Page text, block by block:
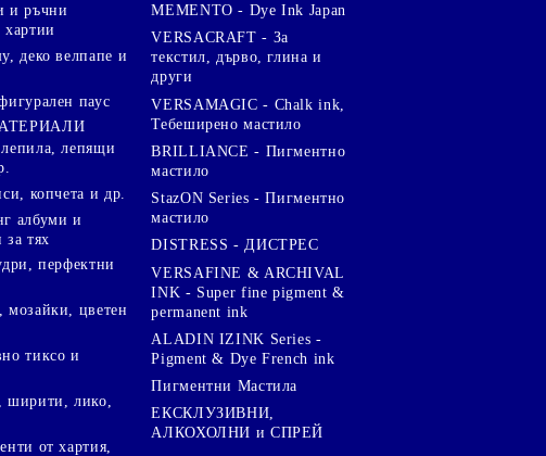
и ръчни
деко велпапе и
паус
лепящи
копчета и др.
албуми и
за тях
перфектни
мозайки, цветен
тиксо и
ширити, лико,
от хартия,
MEMENTO - Dye Ink Japan
VERSACRAFT - За
текстил, дърво, глина и
други
VERSAMAGIC - Chalk ink,
Тебеширено мастило
BRILLIANCE - Пигментно
мастило
StazON Series - Пигментно
мастило
DISTRESS - ДИСТРЕС
VERSAFINE & ARCHIVAL
INK - Super fine pigment &
permanent ink
ALADIN IZINK Series -
Pigment & Dye French ink
Пигментни Мастила
ЕКСКЛУЗИВНИ,
АЛКОХОЛНИ и СПРЕЙ